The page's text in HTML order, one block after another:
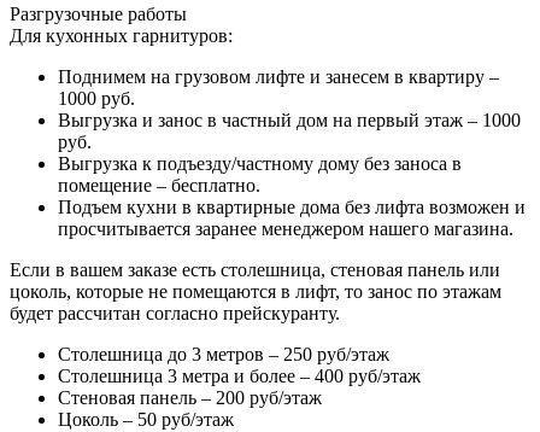
Разгрузочные работы
Для кухонных гарнитуров:
Поднимем на грузовом лифте и занесем в квартиру –
1000 руб.
Выгрузка и занос в частный дом на первый этаж – 1000
руб.
Выгрузка к подъезду/частному дому без заноса в
помещение – бесплатно.
Подъем кухни в квартирные дома без лифта возможен и
просчитывается заранее менеджером нашего магазина.
Если в вашем заказе есть столешница, стеновая панель или
цоколь, которые не помещаются в лифт, то занос по этажам
будет рассчитан согласно прейскуранту.
Столешница до 3 метров – 250 руб/этаж
Столешница 3 метра и более – 400 руб/этаж
Стеновая панель – 200 руб/этаж
Цоколь – 50 руб/этаж